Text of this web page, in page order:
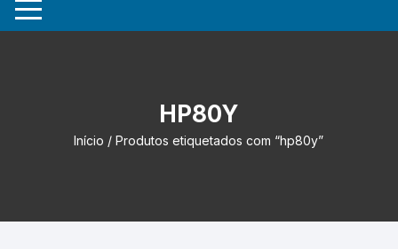
HP80Y
Início / Produtos etiquetados com “hp80y”